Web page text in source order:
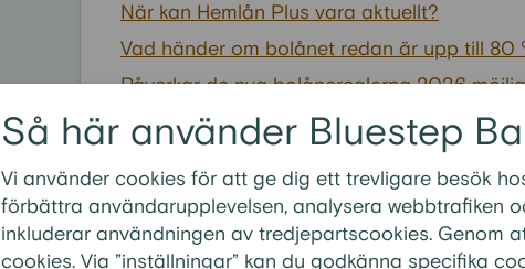
Så här använder Bluestep
Vi använder cookies för att ge dig ett trevligare besök
förbättra användarupplevelsen, analysera webbtrafiken
inkluderar användningen av tredjepartscookies. Genom
cookies. Via ”inställningar” kan du godkänna specifika
När kan Hemlån Plus vara aktuellt?
Vad händer om bolånet redan är upp till 80
Påverkar de nya bolånereglerna 2026
renovering?
Vad krävs för att få utöka bolånet för en
Hur mycket kan jag låna till renoveringen